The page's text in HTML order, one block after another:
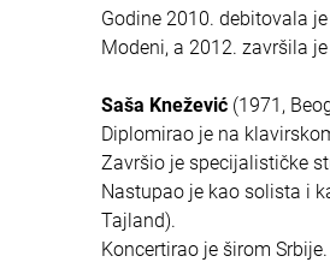
Godine 2010. debitovala
Modeni, a 2012. završila
Saša Knežević (1971,
Diplomirao je na
Završio je specijalističke
Nastupao je kao solista i
Tajland).
Koncertirao je širom Srbije.